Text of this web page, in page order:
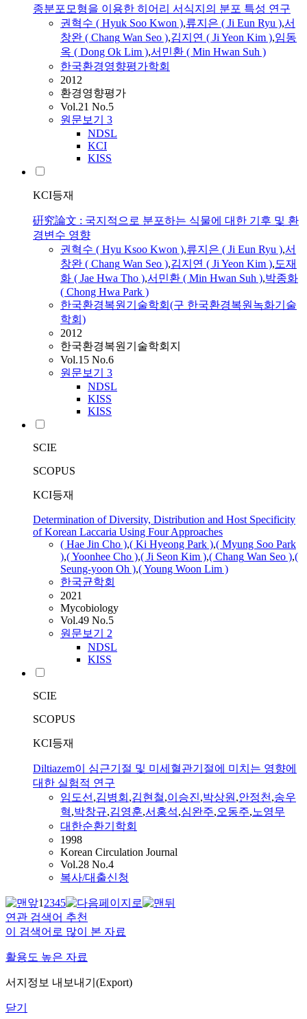
종분포모형을 이용한 히어리 서식지의 분포 특성 연구
권혁수 ( Hyuk Soo Kwon ),류지은 ( Ji Eun Ryu ),서
창완 ( Chang Wan Seo ),김지연 ( Ji Yeon Kim ),임동
옥 ( Dong Ok Lim ),서민환 ( Min Hwan Suh )
한국환경영향평가학회
2012
환경영향평가
Vol.21 No.5
원문보기 3
NDSL
KCI
KISS
KCI등재
硏究論文 : 국지적으로 분포하는 식물에 대한 기후 및 환
경변수 영향
권혁수 ( Hyu Ksoo Kwon ),류지은 ( Ji Eun Ryu ),서
창완 ( Chang Wan Seo ),김지연 ( Ji Yeon Kim ),도재
화 ( Jae Hwa Tho ),서민환 ( Min Hwan Suh ),박종화
( Chong Hwa Park )
한국환경복원기술학회(구 한국환경복원녹화기술
학회)
2012
한국환경복원기술학회지
Vol.15 No.6
원문보기 3
NDSL
KISS
KISS
SCIE
SCOPUS
KCI등재
Determination of Diversity, Distribution and Host Specificity
of Korean Laccaria Using Four Approaches
( Hae Jin Cho ),( Ki Hyeong Park ),( Myung Soo Park
),( Yoonhee Cho ),( Ji Seon Kim ),( Chang Wan Seo ),(
Seung-yoon Oh ),( Young Woon Lim )
한국균학회
2021
Mycobiology
Vol.49 No.5
원문보기 2
NDSL
KISS
SCIE
SCOPUS
KCI등재
Diltiazem이 심근기절 및 미세혈관기절에 미치는 영향에
대한 실험적 연구
임도선,김병회 ,김현철,이승진,박상원,안정천,송우
혁,박창규,김영훈,서홍석,심완주,오동주,노영무
대한순환기학회
1998
Korean Circulation Journal
Vol.28 No.4
복사/대출신청
12345
연관 검색어 추천
이 검색어로 많이 본 자료
활용도 높은 자료
서지정보 내보내기(Export)
닫기